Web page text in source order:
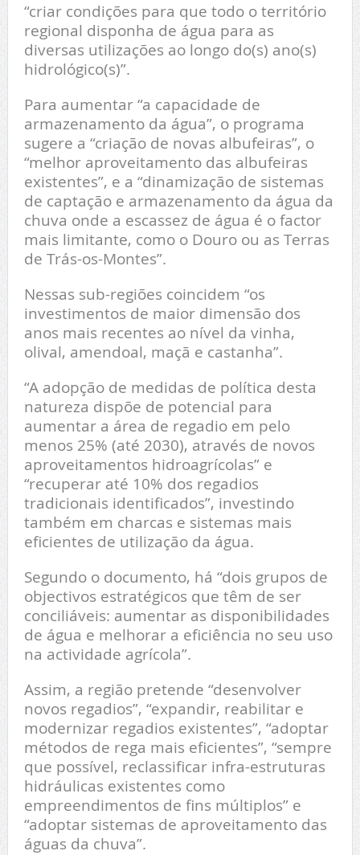
“criar condições para que todo o território
regional disponha de água para as
diversas utilizações ao longo do(s) ano(s)
hidrológico(s)”.
Para aumentar “a capacidade de
armazenamento da água”, o programa
sugere a “criação de novas albufeiras”, o
“melhor aproveitamento das albufeiras
existentes”, e a “dinamização de sistemas
de captação e armazenamento da água da
chuva onde a escassez de água é o factor
mais limitante, como o Douro ou as Terras
de Trás-os-Montes”.
Nessas sub-regiões coincidem “os
investimentos de maior dimensão dos
anos mais recentes ao nível da vinha,
olival, amendoal, maçã e castanha”.
“A adopção de medidas de política desta
natureza dispõe de potencial para
aumentar a área de regadio em pelo
menos 25% (até 2030), através de novos
aproveitamentos hidroagrícolas” e
“recuperar até 10% dos regadios
tradicionais identificados”, investindo
também em charcas e sistemas mais
eficientes de utilização da água.
Segundo o documento, há “dois grupos de
objectivos estratégicos que têm de ser
conciliáveis: aumentar as disponibilidades
de água e melhorar a eficiência no seu uso
na actividade agrícola”.
Assim, a região pretende “desenvolver
novos regadios”, “expandir, reabilitar e
modernizar regadios existentes”, “adoptar
métodos de rega mais eficientes”, “sempre
que possível, reclassificar infra-estruturas
hidráulicas existentes como
empreendimentos de fins múltiplos” e
“adoptar sistemas de aproveitamento das
águas da chuva”.